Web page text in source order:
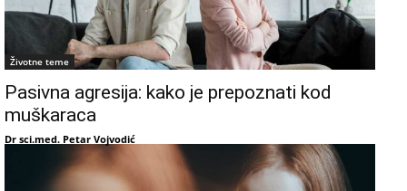
Životne teme
Pasivna agresija: kako je prepoznati kod
muškaraca
Dr sci.med. Petar Vojvodić